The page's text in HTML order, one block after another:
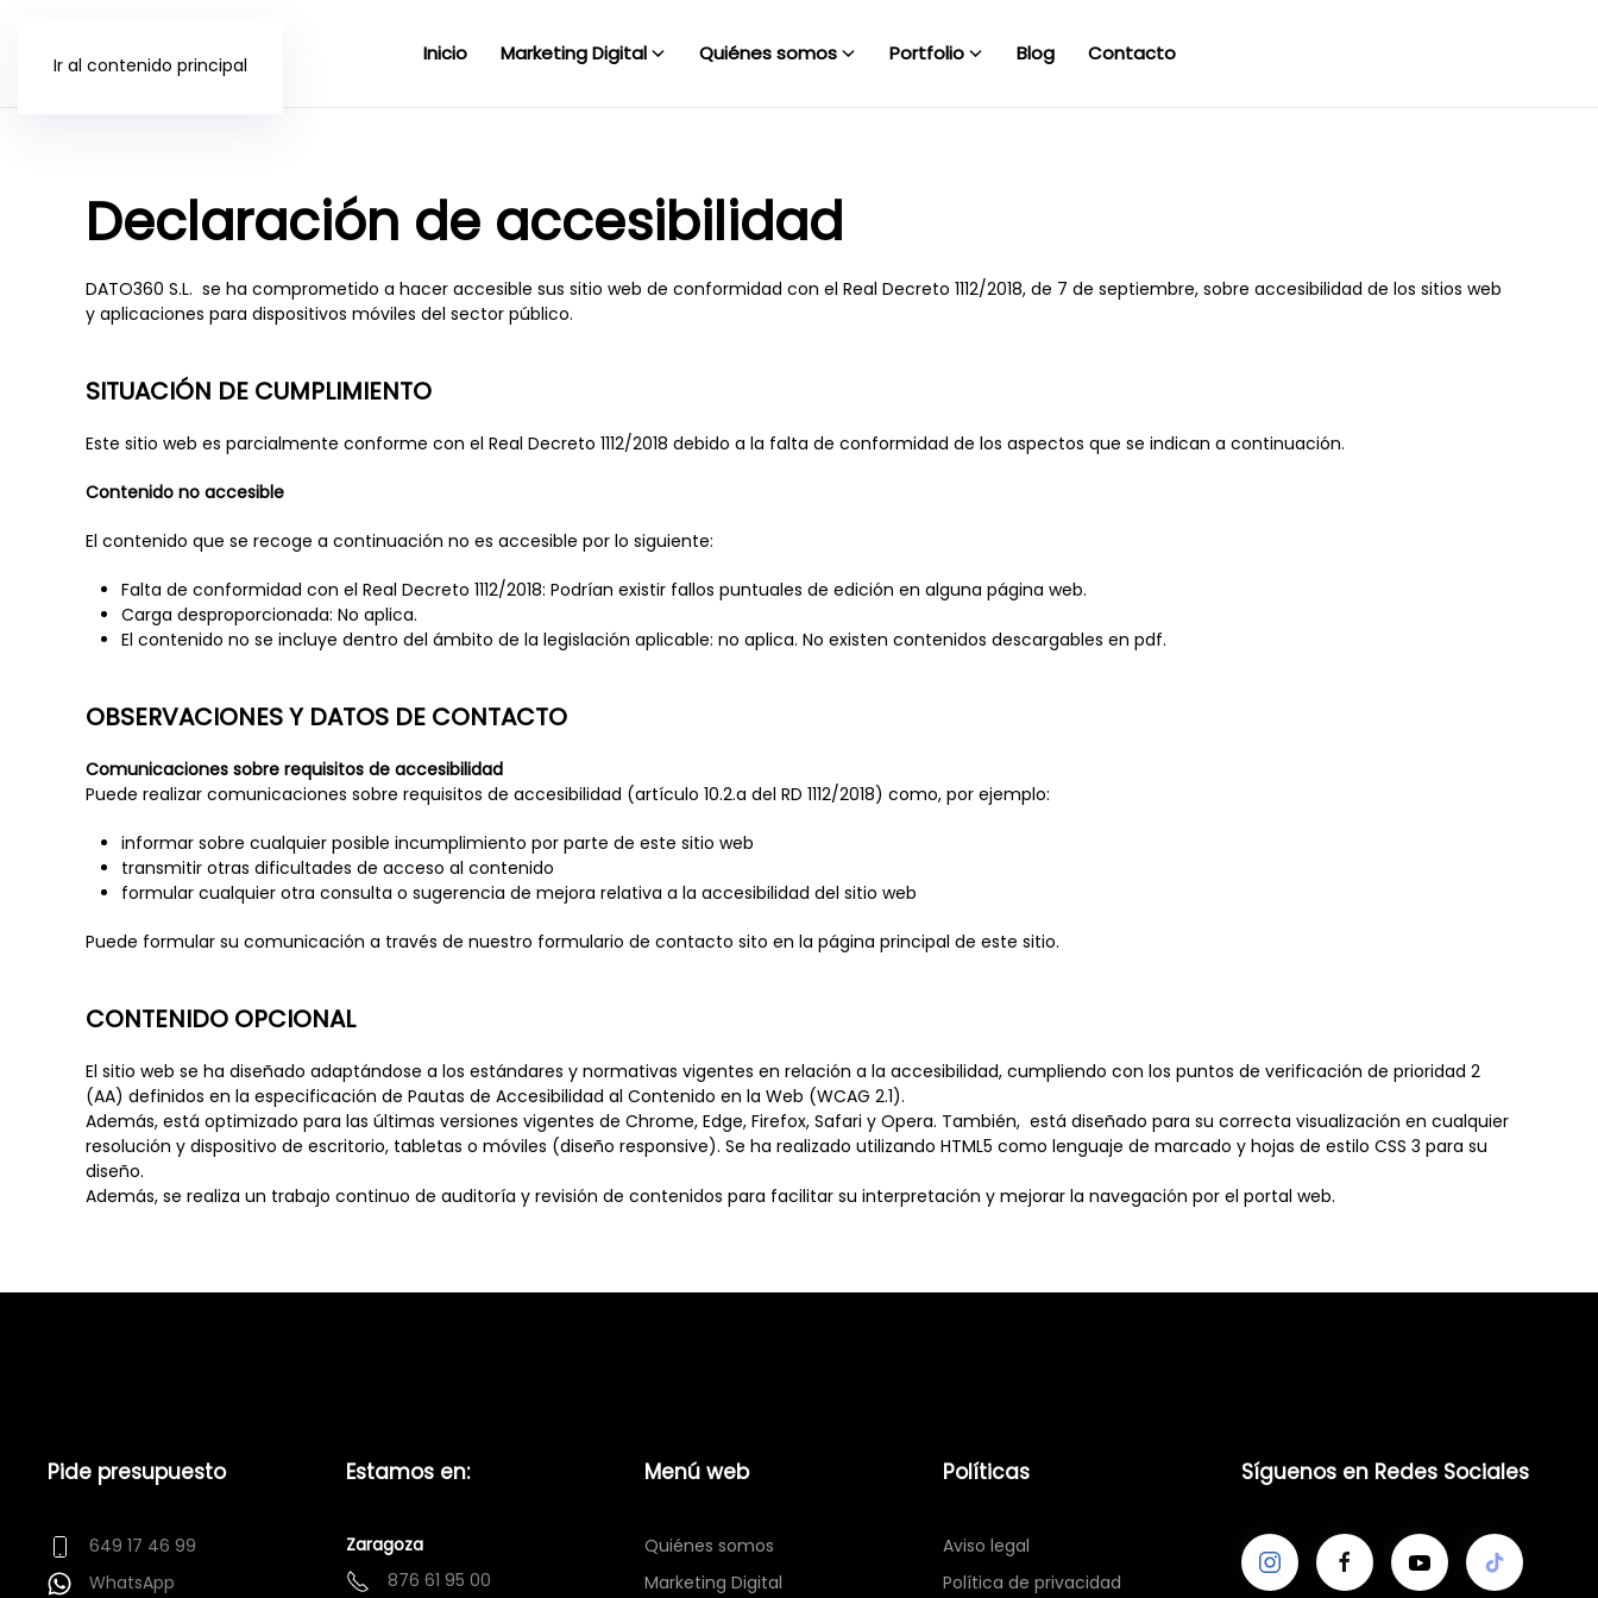
Ir al contenido principal Inicio Marketing Digital Quiénes somos Portfolio Blog Contacto
Declaración de accesibilidad
DATO360 S.L. se ha comprometido a hacer accesible sus sitio web de conformidad con el Real Decreto 1112/2018, de 7 de septiembre, sobre accesibilidad de los sitios web
y aplicaciones para dispositivos móviles del sector público.
SITUACIÓN DE CUMPLIMIENTO
Este sitio web es parcialmente conforme con el Real Decreto 1112/2018 debido a la falta de conformidad de los aspectos que se indican a continuación.
Contenido no accesible
El contenido que se recoge a continuación no es accesible por lo siguiente:
Falta de conformidad con el Real Decreto 1112/2018: Podrían existir fallos puntuales de edición en alguna página web.
Carga desproporcionada: No aplica.
El contenido no se incluye dentro del ámbito de la legislación aplicable: no aplica. No existen contenidos descargables en pdf.
OBSERVACIONES Y DATOS DE CONTACTO
Comunicaciones sobre requisitos de accesibilidad
Puede realizar comunicaciones sobre requisitos de accesibilidad (artículo 10.2.a del RD 1112/2018) como, por ejemplo:
informar sobre cualquier posible incumplimiento por parte de este sitio web
transmitir otras dificultades de acceso al contenido
formular cualquier otra consulta o sugerencia de mejora relativa a la accesibilidad del sitio web
Puede formular su comunicación a través de nuestro formulario de contacto sito en la página principal de este sitio.
CONTENIDO OPCIONAL
El sitio web se ha diseñado adaptándose a los estándares y normativas vigentes en relación a la accesibilidad, cumpliendo con los puntos de verificación de prioridad 2
(AA) definidos en la especificación de Pautas de Accesibilidad al Contenido en la Web (WCAG 2.1).
Además, está optimizado para las últimas versiones vigentes de Chrome, Edge, Firefox, Safari y Opera. También, está diseñado para su correcta visualización en cualquier
resolución y dispositivo de escritorio, tabletas o móviles (diseño responsive). Se ha realizado utilizando HTML5 como lenguaje de marcado y hojas de estilo CSS 3 para su
diseño.
Además, se realiza un trabajo continuo de auditoría y revisión de contenidos para facilitar su interpretación y mejorar la navegación por el portal web.
Pide presupuesto
649 17 46 99
WhatsApp
Estamos en:
Zaragoza
876 61 95 00
Menú web
Quiénes somos
Marketing Digital
Políticas
Aviso legal
Política de privacidad
Síguenos en Redes Sociales